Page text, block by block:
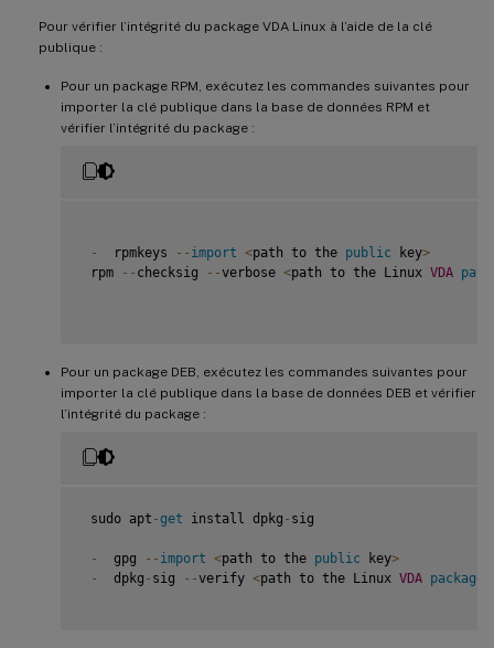
Pour vérifier l’intégrité du package VDA Linux à l’aide de la clé
publique :
Pour un package RPM, exécutez les commandes suivantes pour
importer la clé publique dans la base de données RPM et
vérifier l’intégrité du package :
-
  rpmkeys
-- import <path to the public key>
rpm
-- checksig --verbose <path to the Linux VDA
Pour un package DEB, exécutez les commandes suivantes pour
importer la clé publique dans la base de données DEB et vérifier
l’intégrité du package :
sudo apt -get install dpkg - sig
-
  gpg
-- import <path to the public key>
-
  dpkg
- sig --verify <path to the Linux VDA package